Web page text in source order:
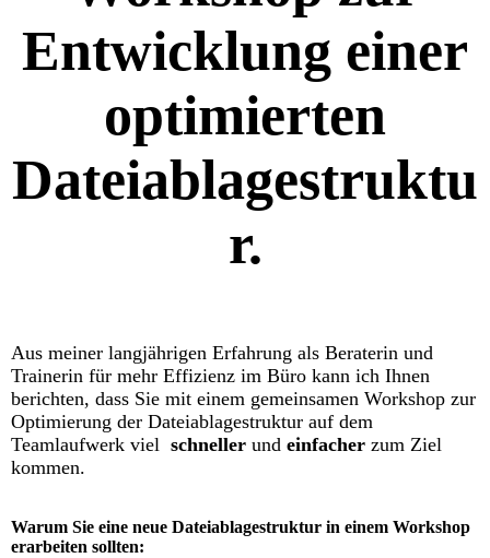
Entwicklung einer
optimierten
Dateiablagestruktu
r.
Aus meiner langjährigen Erfahrung als Beraterin und
Trainerin für mehr Effizienz im Büro kann ich Ihnen
berichten, dass Sie mit einem gemeinsamen Workshop zur
Optimierung der Dateiablagestruktur auf dem
Teamlaufwerk viel schneller und einfacher zum Ziel
kommen.
Warum Sie eine neue Dateiablagestruktur in einem Workshop
erarbeiten sollten: